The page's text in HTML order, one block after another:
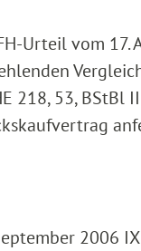
Urteil vom 17.
218, 53, BStBl
2006